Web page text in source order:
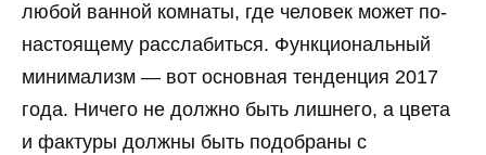
любой ванной комнаты, где человек может по-
настоящему расслабиться. Функциональный
минимализм — вот основная тенденция 2017
года. Ничего не должно быть лишнего, а цвета
и фактуры должны быть подобраны с